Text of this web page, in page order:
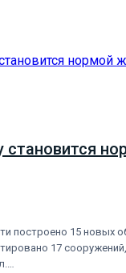
становится
построено 15 новых
17